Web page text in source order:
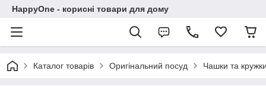
HappyOne - корисні товари для дому
Каталог товарів Оригінальний посуд Чашки та